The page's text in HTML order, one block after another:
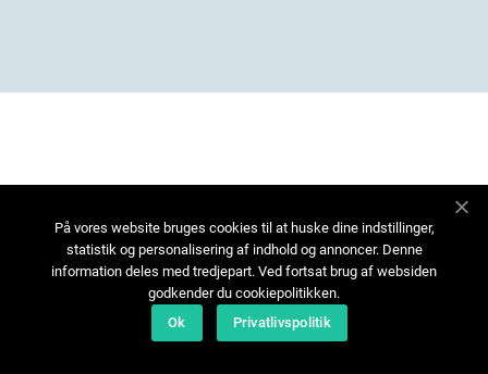
På vores website bruges cookies til at huske dine indstillinger,
statistik og personalisering af indhold og annoncer. Denne
information deles med tredjepart. Ved fortsat brug af websiden
godkender du cookiepolitikken.
Ok
Privatlivspolitik